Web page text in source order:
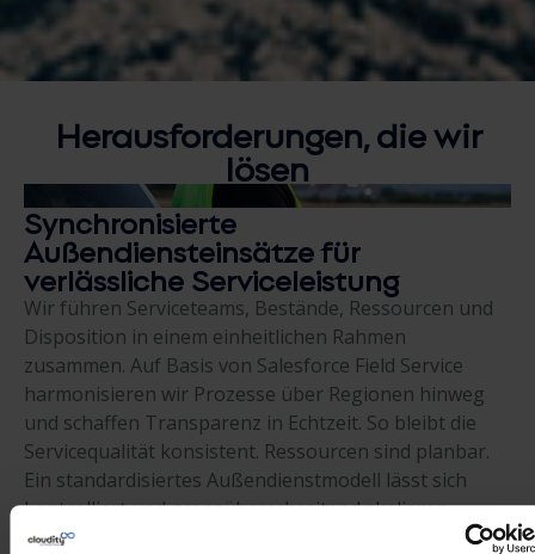
Herausforderungen, die wir
lösen
Synchronisierte
Außendiensteinsätze für
verlässliche Serviceleistung
Wir führen Serviceteams, Bestände, Ressourcen und
Disposition in einem einheitlichen Rahmen
zusammen. Auf Basis von Salesforce Field Service
harmonisieren wir Prozesse über Regionen hinweg
und schaffen Transparenz in Echtzeit. So bleibt die
Servicequalität konsistent. Ressourcen sind planbar.
Ein standardisiertes Außendienstmodell lässt sich
kontrolliert und grenzüberschreitend skalieren.